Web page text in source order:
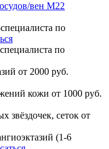
вен M22
по
по
от 2000 руб.
кожи от 1000 руб.
звёздочек, сеток от
(1-6